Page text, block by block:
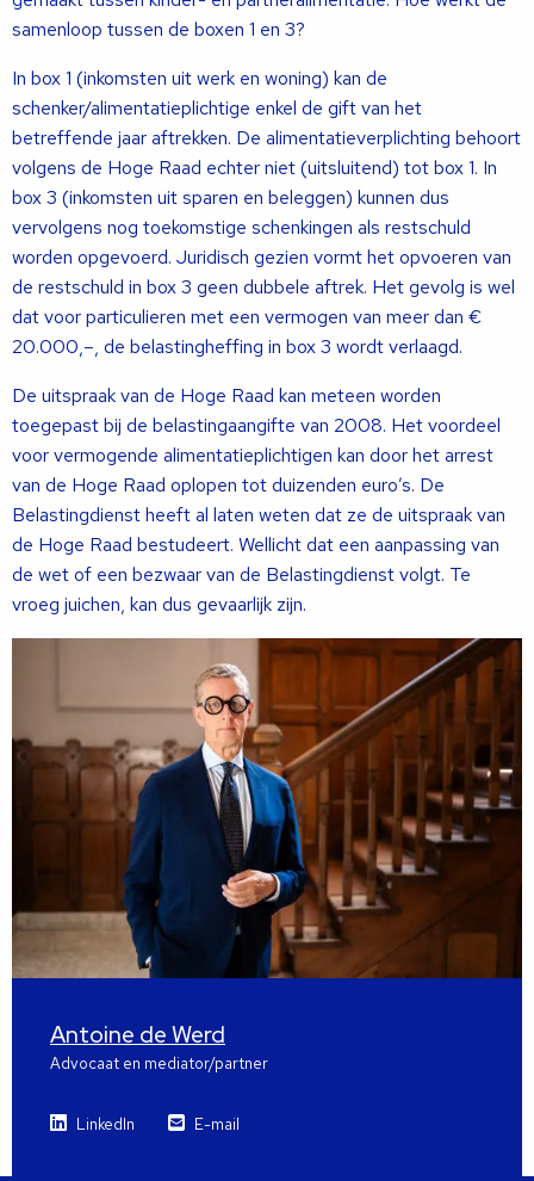
samenloop tussen de boxen 1 en 3?
In box 1 (inkomsten uit werk en woning) kan de
schenker/alimentatieplichtige enkel de gift van het
betreffende jaar aftrekken. De alimentatieverplichting behoort
volgens de Hoge Raad echter niet (uitsluitend) tot box 1. In
box 3 (inkomsten uit sparen en beleggen) kunnen dus
vervolgens nog toekomstige schenkingen als restschuld
worden opgevoerd. Juridisch gezien vormt het opvoeren van
de restschuld in box 3 geen dubbele aftrek. Het gevolg is wel
dat voor particulieren met een vermogen van meer dan €
20.000,–, de belastingheffing in box 3 wordt verlaagd.
De uitspraak van de Hoge Raad kan meteen worden
toegepast bij de belastingaangifte van 2008. Het voordeel
voor vermogende alimentatieplichtigen kan door het arrest
van de Hoge Raad oplopen tot duizenden euro’s. De
Belastingdienst heeft al laten weten dat ze de uitspraak van
de Hoge Raad bestudeert. Wellicht dat een aanpassing van
de wet of een bezwaar van de Belastingdienst volgt. Te
vroeg juichen, kan dus gevaarlijk zijn.
Antoine de Werd
Advocaat en mediator/partner
LinkedIn E-mail